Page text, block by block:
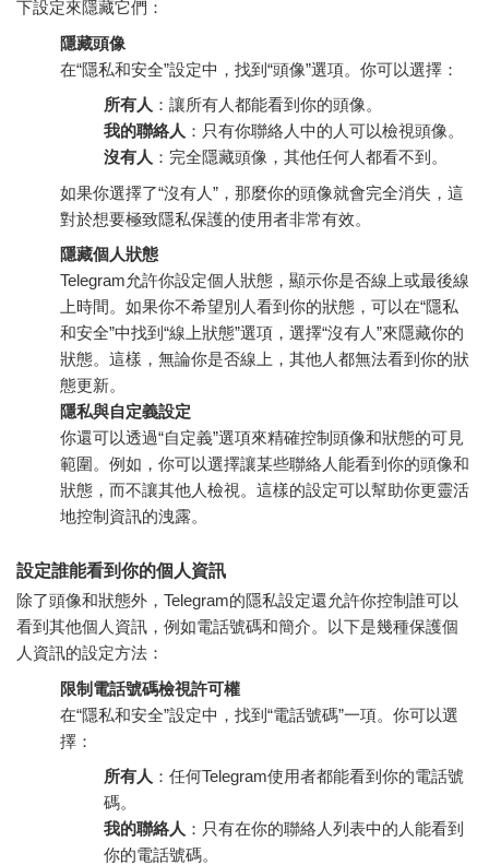
下設定來隱藏它們：
隱藏頭像
在“隱私和安全”設定中，找到“頭像”選項。你可以選擇：
所有人 ：讓所有人都能看到你的頭像。
我的聯絡人 ：只有你聯絡人中的人可以檢視頭像。
沒有人 ：完全隱藏頭像，其他任何人都看不到。
如果你選擇了“沒有人”，那麼你的頭像就會完全消失，這
對於想要極致隱私保護的使用者非常有效。
隱藏個人狀態
Telegram允許你設定個人狀態，顯示你是否線上或最後線
上時間。如果你不希望別人看到你的狀態，可以在“隱私
和安全”中找到“線上狀態”選項，選擇“沒有人”來隱藏你的
狀態。這樣，無論你是否線上，其他人都無法看到你的狀
態更新。
隱私與自定義設定
你還可以透過“自定義”選項來精確控制頭像和狀態的可見
範圍。例如，你可以選擇讓某些聯絡人能看到你的頭像和
狀態，而不讓其他人檢視。這樣的設定可以幫助你更靈活
地控制資訊的洩露。
設定誰能看到你的個人資訊
除了頭像和狀態外，Telegram的隱私設定還允許你控制誰可以
看到其他個人資訊，例如電話號碼和簡介。以下是幾種保護個
人資訊的設定方法：
限制電話號碼檢視許可權
在“隱私和安全”設定中，找到“電話號碼”一項。你可以選
擇：
所有人 ：任何Telegram使用者都能看到你的電話號
碼。
我的聯絡人 ：只有在你的聯絡人列表中的人能看到
你的電話號碼。